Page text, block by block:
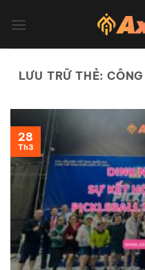
qua
LƯU TRỮ THẺ:
28
Th3